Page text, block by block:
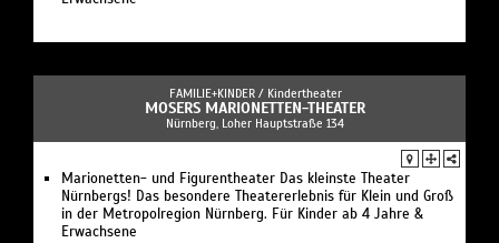
FAMILIE+KINDER / Kindertheater
MOSERS MARIONETTEN-THEATER
Nürnberg, Loher Hauptstraße 134
Marionetten- und Figurentheater Das kleinste Theater
Nürnbergs! Das besondere Theatererlebnis für Klein und Groß
in der Metropolregion Nürnberg. Für Kinder ab 4 Jahre &
Erwachsene